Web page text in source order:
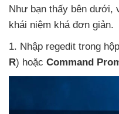
Như bạn thấy bên dưới,
khái niệm khá đơn giản.
1. Nhập regedit trong
R) hoặc Command